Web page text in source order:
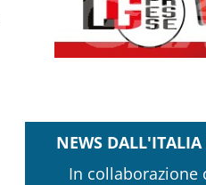
NEWS
In collaborazione